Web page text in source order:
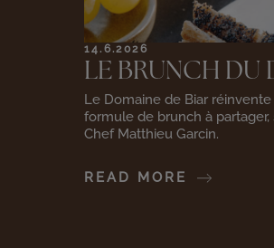
14.6.2026
LE BRUNCH DU
Le Domaine de Biar
formule de brunch à
Chef Matthieu Garcin.
READ MORE